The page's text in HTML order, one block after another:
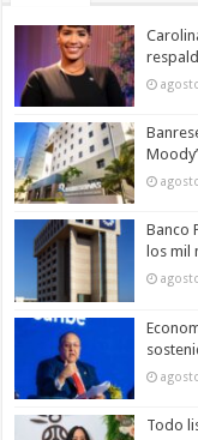
Banco
los mil
Todo